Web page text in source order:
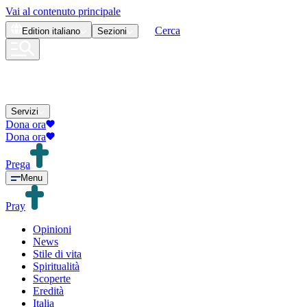
Vai al contenuto principale
Edition italiano Sezioni Cerca
Servizi
Dona ora
Dona ora
Prega
Menu
Pray
Opinioni
News
Stile di vita
Spiritualità
Scoperte
Eredità
Italia